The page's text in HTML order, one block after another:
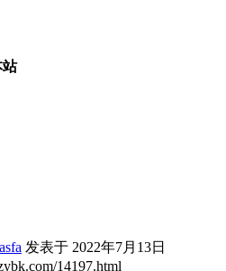
站
发表于 2022年7月13日
14197.html